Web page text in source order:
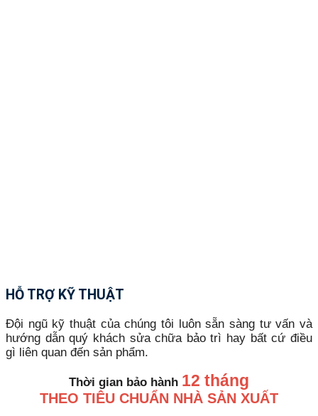
HỖ TRỢ KỸ THUẬT
Đội ngũ kỹ thuật của chúng tôi luôn sẵn sàng tư vấn và
hướng dẫn quý khách sửa chữa bảo trì hay bất cứ điều
gì liên quan đến sản phẩm.
Thời gian bảo hành 12 tháng
THEO TIÊU CHUẨN NHÀ SẢN XUẤT